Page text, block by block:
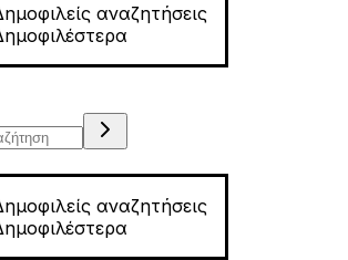
αναζητήσεις
αναζητήσεις
Fitness